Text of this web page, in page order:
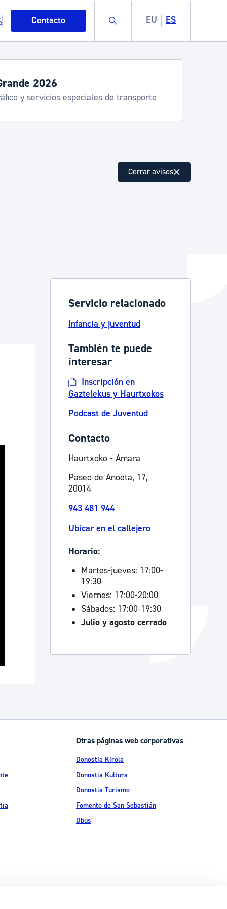
Contacto Buscar EU ES
y medioambiente
Catálogo de trámites
Ayuda a la tramitación
2026
y servicios especiales de transporte
Cerrar avisos
Servicio relacionado
Infancia y juventud
También te puede
interesar
Inscripción en
Gaztelekus y Haurtxokos
Podcast de Juventud
Contacto
Haurtxoko - Amara
Paseo de Anoeta, 17,
20014
943 481 944
Ubicar en el callejero
Horario:
Martes-jueves: 17:00-
19:30
Viernes: 17:00-20:00
Sábados: 17:00-19:30
Julio y agosto cerrado
Otras páginas web corporativas
Donostia Kirola
Donostia Kultura
Donostia Turismo
Fomento de San Sebastián
Dbus